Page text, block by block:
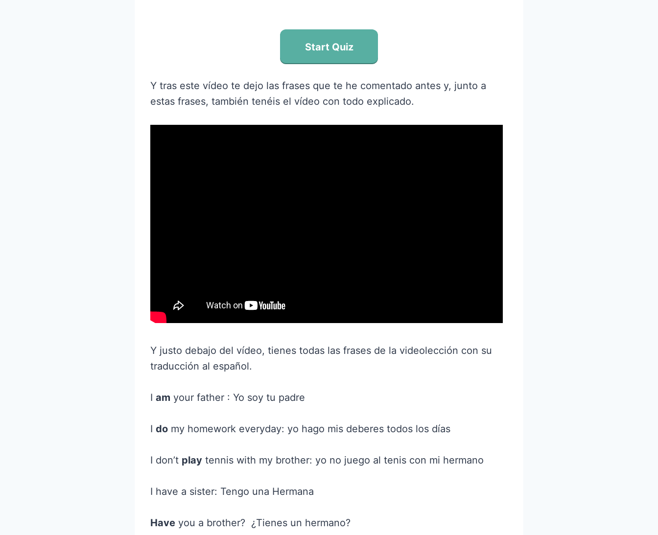
Start Quiz
Y tras este vídeo te dejo las frases que te he comentado antes y, junto a
estas frases, también tenéis el vídeo con todo explicado.
Y justo debajo del vídeo, tienes todas las frases de la videolección con su
traducción al español.
I am your father : Yo soy tu padre
I do my homework everyday: yo hago mis deberes todos los días
I don’t play tennis with my brother: yo no juego al tenis con mi hermano
I have a sister: Tengo una Hermana
Have you a brother? ¿Tienes un hermano?